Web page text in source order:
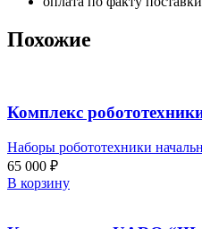
Похожие
Комплекс
Наборы робототехники
65 000 ₽
В корзину